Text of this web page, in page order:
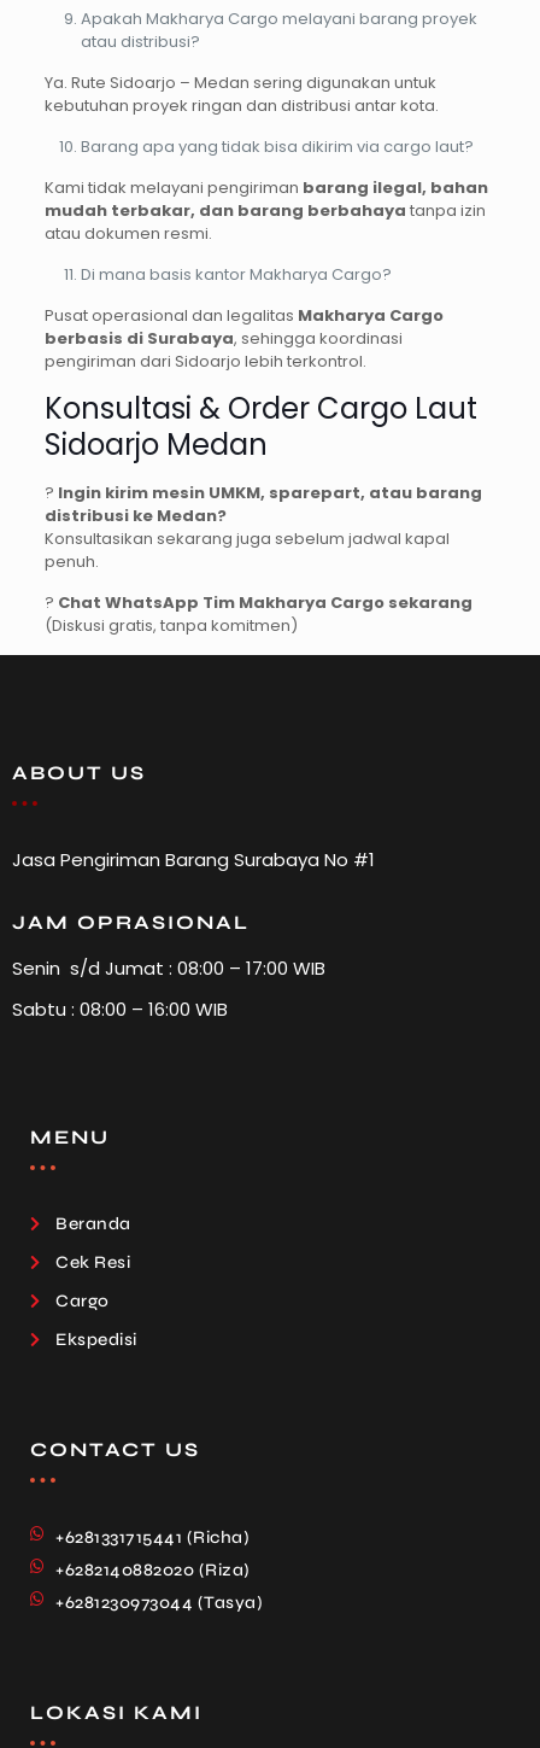
Apakah Makharya Cargo melayani barang proyek
atau distribusi?
Ya. Rute Sidoarjo – Medan sering digunakan untuk
kebutuhan proyek ringan dan distribusi antar kota.
Barang apa yang tidak bisa dikirim via cargo laut?
Kami tidak melayani pengiriman barang ilegal, bahan
mudah terbakar, dan barang berbahaya tanpa izin
atau dokumen resmi.
Di mana basis kantor Makharya Cargo?
Pusat operasional dan legalitas Makharya Cargo
berbasis di Surabaya, sehingga koordinasi
pengiriman dari Sidoarjo lebih terkontrol.
Konsultasi & Order Cargo Laut
Sidoarjo Medan
? Ingin kirim mesin UMKM, sparepart, atau barang
distribusi ke Medan?
Konsultasikan sekarang juga sebelum jadwal kapal
penuh.
? Chat WhatsApp Tim Makharya Cargo sekarang
(Diskusi gratis, tanpa komitmen)
ABOUT US
Jasa Pengiriman Barang Surabaya No #1
JAM OPRASIONAL
Senin s/d Jumat : 08:00 – 17:00 WIB
Sabtu : 08:00 – 16:00 WIB
MENU
Beranda
Cek Resi
Cargo
Ekspedisi
CONTACT US
+6281331715441 (Richa)
+6282140882020 (Riza)
+6281230973044 (Tasya)
LOKASI KAMI